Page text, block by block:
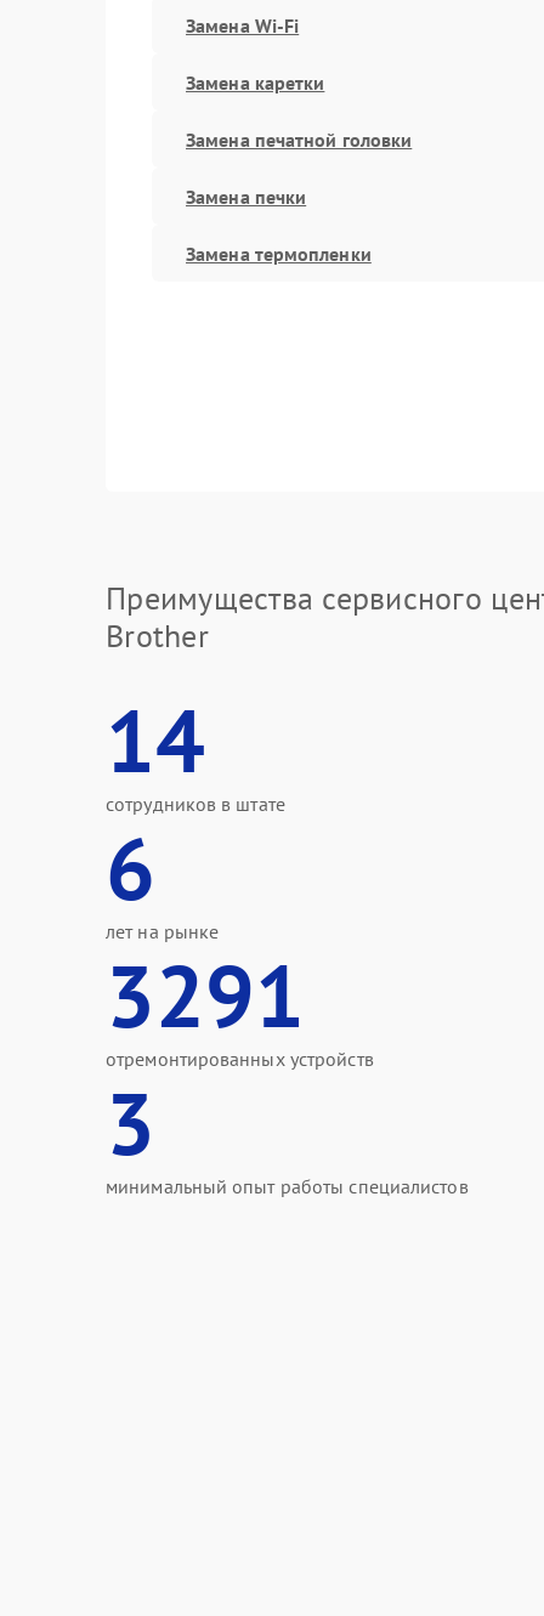
Замена Wi-Fi
Замена каретки
Замена печатной головки
Замена печки
Замена термопленки
Преимущества сервисного
Brother
14
сотрудников в штате
6
лет на рынке
3291
отремонтированных устройств
3
минимальный опыт работы специалистов